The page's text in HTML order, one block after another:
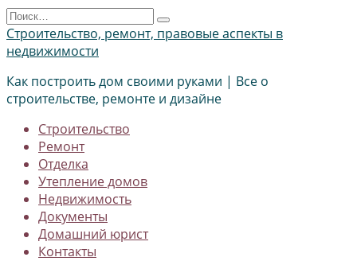
Перейти
к
содержанию
Search
for:
Строительство, ремонт, правовые аспекты в
недвижимости
Как построить дом своими руками | Все о
строительстве, ремонте и дизайне
Строительство
Ремонт
Отделка
Утепление домов
Недвижимость
Документы
Домашний юрист
Контакты